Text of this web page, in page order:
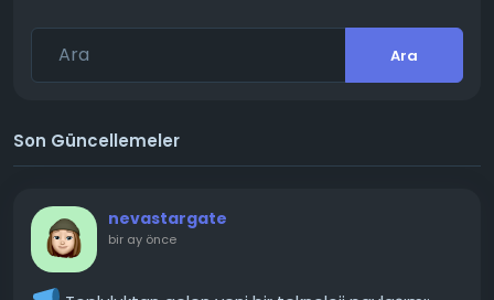
Ara
Son Güncellemeler
nevastargate
bir ay önce